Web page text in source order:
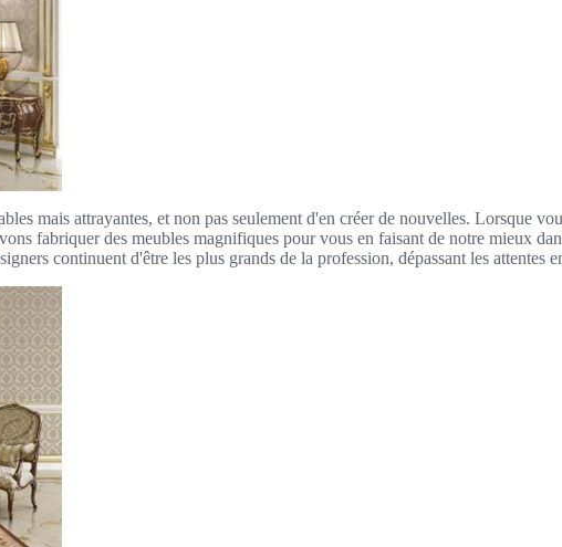
mais attrayantes, et non pas seulement d'en créer de nouvelles. Lorsque
fabriquer des meubles magnifiques pour vous en faisant de notre mieux
continuent d'être les plus grands de la profession, dépassant les attentes